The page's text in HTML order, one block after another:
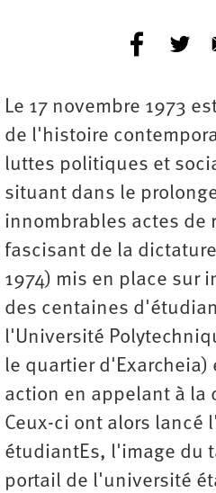
Le 17 novembre 1973
de l'histoire
luttes politiques et
situant dans le
innombrables actes de
fascisant de la
1974) mis en place sur
des centaines
l'Université
le quartier
action en appelant à la
Ceux-ci ont alors lancé
étudiantEs, l'image du
portail de l'université